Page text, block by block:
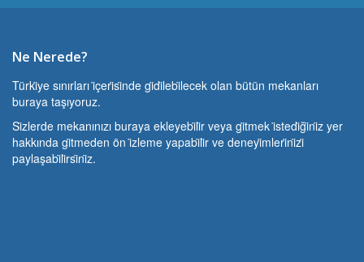
Ne Nerede?
Türki̇ye sınırları i̇çeri̇si̇nde gi̇di̇lebi̇lecek olan bütün mekanları
buraya taşıyoruz.
Si̇zlerde mekanınızı buraya ekleyebi̇li̇r veya gi̇tmek i̇stedi̇ği̇ni̇z yer
hakkında gi̇tmeden ön i̇zleme yapabi̇li̇r ve deneyi̇mleri̇ni̇zi̇
paylaşabi̇li̇rsi̇ni̇z.